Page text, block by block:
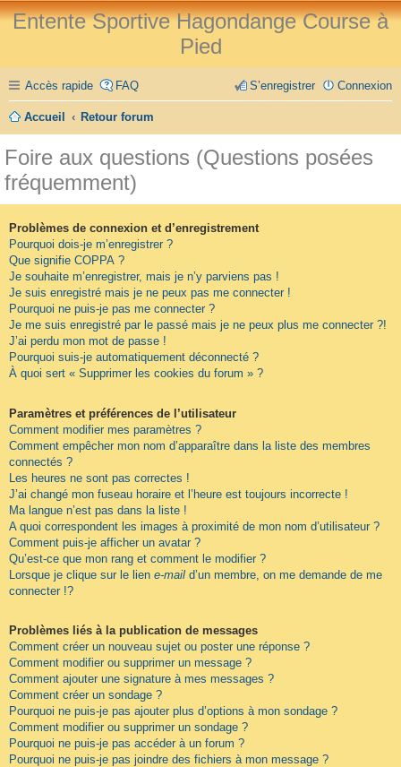
Entente Sportive Hagondange Course à
Pied
Accès rapide FAQ Connexion
S’enregistrer
Accueil Retour forum
Foire aux questions (Questions posées
fréquemment)
Problèmes de connexion et d’enregistrement
Pourquoi dois-je m’enregistrer ?
Que signifie COPPA ?
Je souhaite m’enregistrer, mais je n’y parviens pas !
Je suis enregistré mais je ne peux pas me connecter !
Pourquoi ne puis-je pas me connecter ?
Je me suis enregistré par le passé mais je ne peux plus me connecter ?!
J’ai perdu mon mot de passe !
Pourquoi suis-je automatiquement déconnecté ?
À quoi sert « Supprimer les cookies du forum » ?
Paramètres et préférences de l’utilisateur
Comment modifier mes paramètres ?
Comment empêcher mon nom d’apparaître dans la liste des membres
connectés ?
Les heures ne sont pas correctes !
J’ai changé mon fuseau horaire et l’heure est toujours incorrecte !
Ma langue n’est pas dans la liste !
A quoi correspondent les images à proximité de mon nom d’utilisateur ?
Comment puis-je afficher un avatar ?
Qu’est-ce que mon rang et comment le modifier ?
Lorsque je clique sur le lien e-mail d’un membre, on me demande de me
connecter !?
Problèmes liés à la publication de messages
Comment créer un nouveau sujet ou poster une réponse ?
Comment modifier ou supprimer un message ?
Comment ajouter une signature à mes messages ?
Comment créer un sondage ?
Pourquoi ne puis-je pas ajouter plus d’options à mon sondage ?
Comment modifier ou supprimer un sondage ?
Pourquoi ne puis-je pas accéder à un forum ?
Pourquoi ne puis-je pas joindre des fichiers à mon message ?